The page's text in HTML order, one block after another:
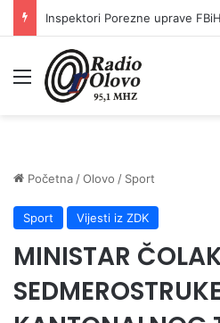
Meni
Početna /Olovo / Sport
Sport Vijesti iz ZDK
MINISTAR